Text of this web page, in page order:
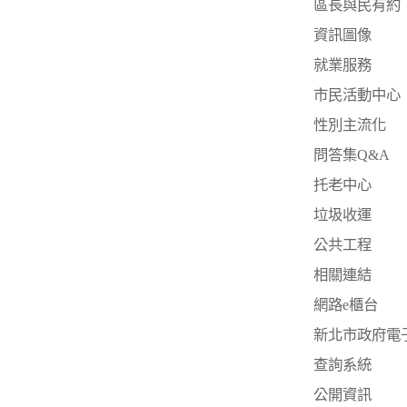
區長與民有約
資訊圖像
就業服務
市民活動中心
性別主流化
問答集Q&A
托老中心
垃圾收運
公共工程
相關連結
網路e櫃台
新北市政府電
查詢系統
公開資訊